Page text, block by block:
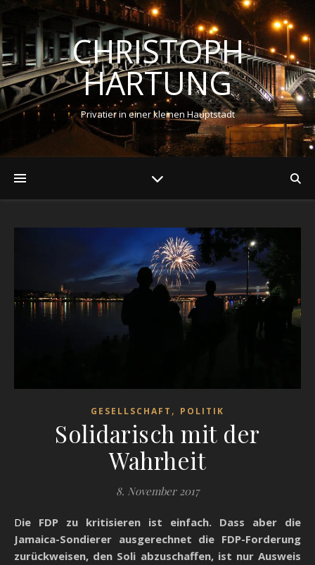
CHRISTOPH
HARTUNG
Privatier in einer kleinen Hauptstadt
GESELLSCHAFT , POLITIK
Solidarisch mit der
Wahrheit
8. November 2017
Die FDP zu kritisieren ist einfach. Dass aber die
Jamaica-Sondierer ausgerechnet die FDP-Forderung
zurückweisen, den Soli abzuschaffen, ist nur Ausweis